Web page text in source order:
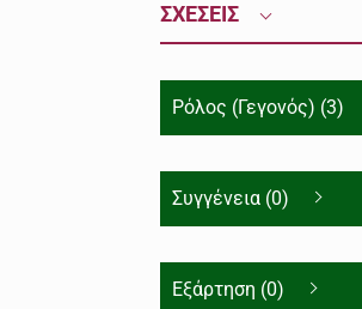
ΣΧΕΣΕΙΣ
Ρόλος (Γεγονός) (3)
Συγγένεια (0)
Εξάρτηση (0)